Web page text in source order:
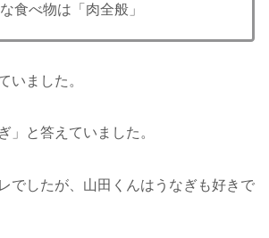
食べ物は「肉全般」
いました。
」と答えていました。
でしたが、山田くんはうなぎも好きで